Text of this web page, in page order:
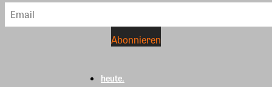
heute.